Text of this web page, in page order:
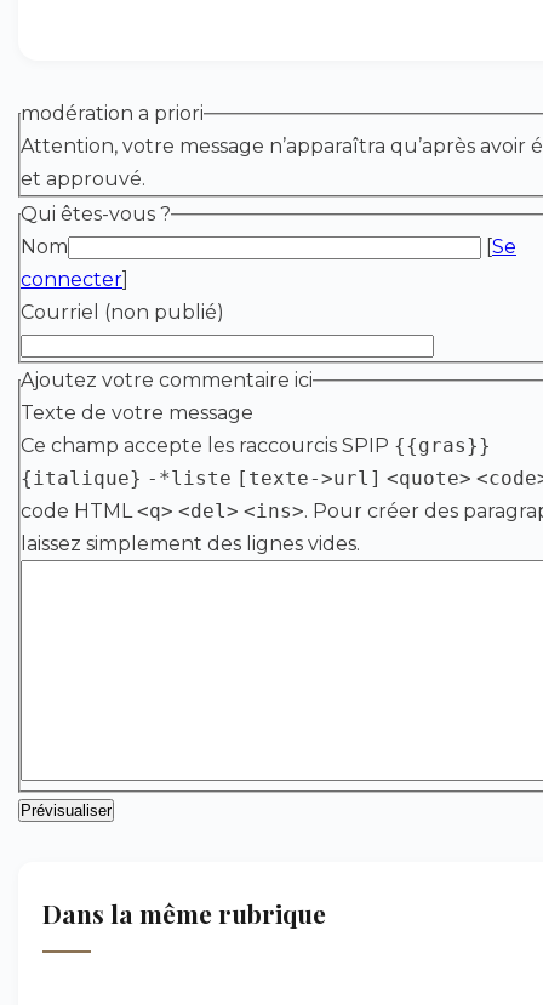
modération a priori
Attention, votre message n’apparaîtra qu’après avoir
et approuvé.
Qui êtes-vous ?
Nom
[Se
connecter]
Courriel (non publié)
Ajoutez votre commentaire ici
Texte de votre message
Ce champ accepte les raccourcis SPIP {{gras}}
{italique} -*liste [texte->url] <quote>
code HTML<q> <del> <ins>. Pour créer des
laissez simplement des lignes vides.
Dans la même rubrique